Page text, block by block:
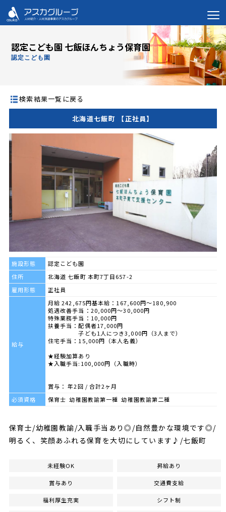
認定こども園 七飯ほんちょう保育園
認定こども園
検索結果一覧に戻る
北海道七飯町 【正社員】
施設形態
認定こども園
住所
北海道 七飯町 本町7丁目657-2
雇用形態
正社員
給与
月給 242,675円基本給：167,600円〜180,900
処遇改善手当：20,000円〜30,000円
特殊業務手当：10,000円
扶養手当：配偶者17,000円
子ども1人につき3,000円（3人まで）
住宅手当：15,000円（本人名義）
★経験加算あり
★入職手当:100,000円（入職時）
賞与： 年2回 / 合計2ヶ月
必須資格
保育士 幼稚園教諭第一種 幼稚園教諭第二種
保育士/幼稚園教諭/入職手当あり◎/自然豊かな環境です◎/
明るく、笑顔あふれる保育を大切にしています♪/七飯町
未経験OK 昇給あり
賞与あり 交通費支給
福利厚生充実 シフト制